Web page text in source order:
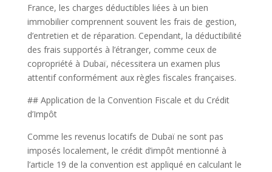
France, les charges déductibles liées à un bien
immobilier comprennent souvent les frais de gestion,
d’entretien et de réparation. Cependant, la déductibilité
des frais supportés à l’étranger, comme ceux de
copropriété à Dubaï, nécessitera un examen plus
attentif conformément aux règles fiscales françaises.
## Application de la Convention Fiscale et du Crédit
d’Impôt
Comme les revenus locatifs de Dubaï ne sont pas
imposés localement, le crédit d’impôt mentionné à
l’article 19 de la convention est appliqué en calculant le